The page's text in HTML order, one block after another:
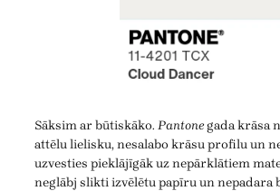
Sāksim ar būtiskāko. Pantonegada krāsa
attēlu lielisku, nesalabo krāsu profilu un
uzvesties pieklājīgāk uz nepārklātiem
neglābj slikti izvēlētu papīru un nepadara